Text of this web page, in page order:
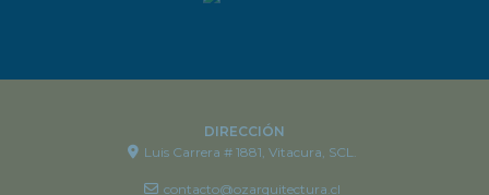
DIRECCIÓN
Luis Carrera # 1881, Vitacura, SCL.
contacto@ozarquitectura.cl